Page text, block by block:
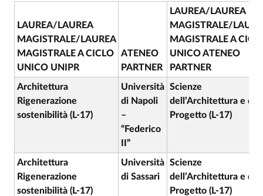
LAUREA/LAUREA
MAGISTRALE/LAUREA
MAGISTRALE A CICLO
UNICO UNIPR
ATENEO
PARTNER
LAUREA/LAUREA
MAGISTRALE/
MAGISTRALE A
UNICO ATENEO
PARTNER
Architettura
Rigenerazione
sostenibilità (L-17)
Università
di Napoli
–
“Federico
II”
Scienze
dell’Architettura e del
Progetto (L-17)
Architettura
Rigenerazione
sostenibilità (L-17)
Università
di Sassari
Scienze
dell’Architettura e del
Progetto (L-17)